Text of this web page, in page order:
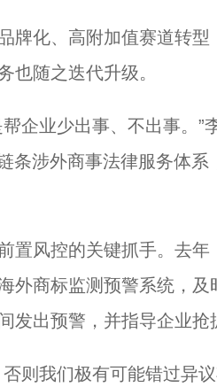
化、高附加值赛道转型
也随之迭代升级。
业少出事、不出事。”
条涉外商事法律服务体
风控的关键抓手。去年
外商标监测预警系统，
发出预警，并指导企业抢
我们极有可能错过异议